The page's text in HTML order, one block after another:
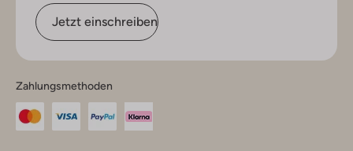
Jetzt einschreiben
Zahlungsmethoden